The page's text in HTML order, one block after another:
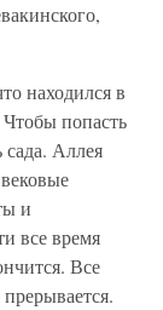
находился в
попасть
Аллея
и
все время
Все